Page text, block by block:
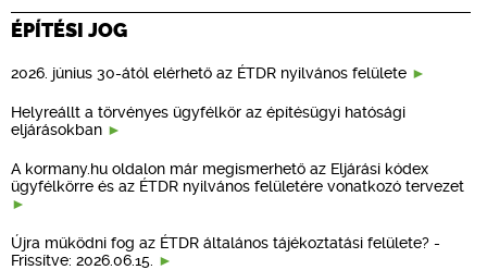
ÉPÍTÉSI JOG
2026. június 30-ától elérhető az ÉTDR nyilvános felülete
Helyreállt a törvényes ügyfélkör az építésügyi hatósági
eljárásokban
A kormany.hu oldalon már megismerhető az Eljárási kódex
ügyfélkörre és az ÉTDR nyilvános felületére vonatkozó tervezet
Újra működni fog az ÉTDR általános tájékoztatási felülete? -
Frissítve: 2026.06.15.